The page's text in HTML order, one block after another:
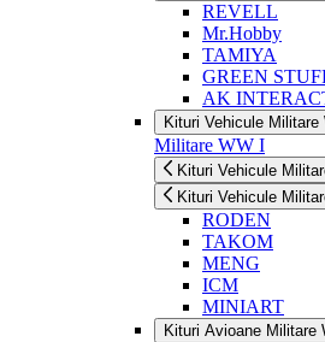
REVELL
Mr.Hobby
TAMIYA
GREEN
AK
Kituri Vehicule Militare
Militare WW I
Kituri Vehicule
Kituri Vehicule
RODEN
TAKOM
MENG
ICM
MINIART
Kituri Avioane Militare